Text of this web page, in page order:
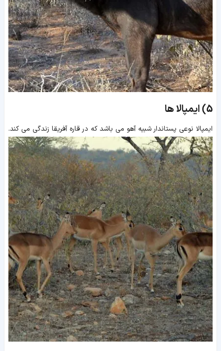
5) ایمپالا ها
ایمپالا نوعی پستاندار شبیه آهو می باشد که در قاره آفریقا زندگی می کند.